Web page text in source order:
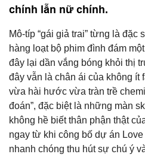
chính lẫn nữ chính.
Mô-típ “gái giả trai” từng là đặc
hàng loạt bộ phim đình đám
đây lại dần vắng bóng khỏi thị
đây vẫn là chân ái của không ít
vừa hài hước vừa tràn trề
đoán”, đặc biệt là những màn
không hề biết thân phận thật
ngay từ khi công bố dự án
nhanh chóng thu hút sự chú ý